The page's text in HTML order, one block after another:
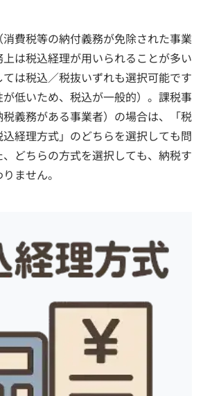
費税等の納付義務が免除された事業
は税込経理が用いられることが多い
は税込／税抜いずれも選択可能です
が低いため、税込が一般的）。課税事
義務がある事業者）の場合は、「税
経理方式」のどちらを選択しても問
どちらの方式を選択しても、納税す
ません。